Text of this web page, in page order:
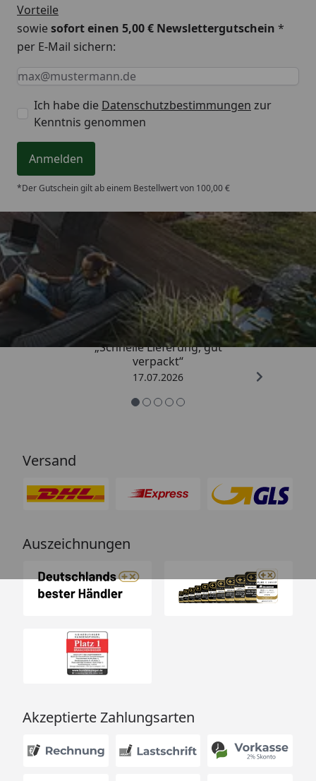
Vorteile
sowiesofort einen 5,00 € Newslettergutschein *
per E-Mail sichern:
Keine Eingabe erforderlich
Eingabe erforderlich
E-Mail *
Ich habe die Datenschutzbestimmungen zur
Kenntnis genommen
Anmelden
*Der Gutschein gilt ab einem Bestellwert von 100,00 €
Trusted Shops
4,65/ 5
„Schnelle Lieferung, gut
verpackt“
17.07.2026
Versand
Auszeichnungen
Akzeptierte Zahlungsarten